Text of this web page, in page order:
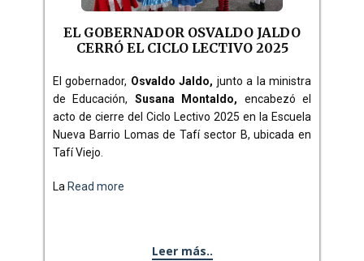
EL GOBERNADOR OSVALDO JALDO
CERRÓ EL CICLO LECTIVO 2025
El gobernador, Osvaldo Jaldo, junto a la ministra
de Educación,
Susana Montaldo, encabezó el
acto de cierre del Ciclo Lectivo 2025 en la Escuela
Nueva Barrio Lomas de Tafí sector B, ubicada en
Tafí Viejo.
La Read more
Leer más..